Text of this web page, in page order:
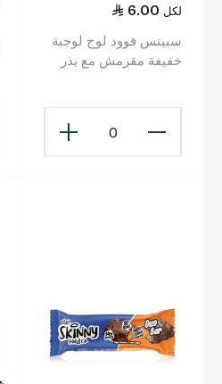
6.00 لكل
سبينس فوود لوح لوجبة
خفيفة مقرمش مع بذر
0